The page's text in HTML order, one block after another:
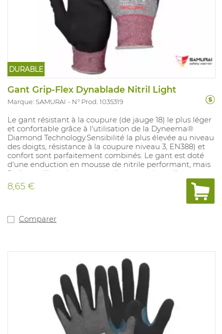
DURABLE
Gant Grip-Flex Dynablade Nitril Light
Marque: SAMURAI N° Prod. 1035319
Le gant résistant à la coupure (de jauge 18) le plus léger
et confortable grâce à l'utilisation de la Dyneema®
Diamond Technology.Sensibilité la plus élevée au niveau
des doigts, résistance à la coupure niveau 3, EN388) et
confort sont parfaitement combinés. Le gant est doté
d'une enduction en mousse de nitrile performant, mais
fin (sans silicone), avec une prise exceptionnelle sur
surfaces huileuses et donne une résistance chaleur par
contact jus'que 100°C. Grâce à sa légèreté et à la fibre
"Dyneema® Diamond", les mains sont bien ventilées et
et les propriétés de résistance à la coupure sont donc
pièces et montage. Tailles disponibles: 7 à 11.
8,65 €
Comparer